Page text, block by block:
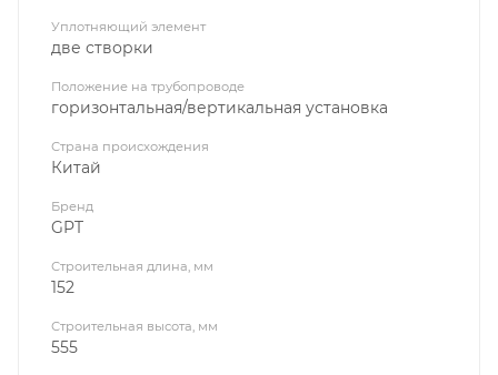
Уплотняющий элемент
две створки
Положение на трубопроводе
горизонтальная/вертикальная установка
Страна происхождения
Китай
Бренд
GPT
Строительная длина, мм
152
Строительная высота, мм
555